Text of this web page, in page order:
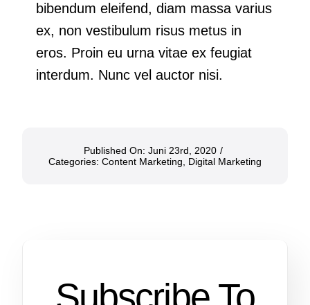
bibendum eleifend, diam massa varius
ex, non vestibulum risus metus in
eros. Proin eu urna vitae ex feugiat
interdum. Nunc vel auctor nisi.
Published On: Juni 23rd, 2020 /
Categories: Content Marketing Digital Marketing